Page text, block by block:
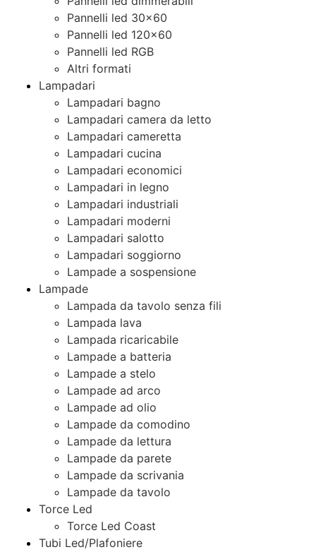
Pannelli led 30×60
Pannelli led 120×60
Pannelli led RGB
Altri formati
Lampadari
Lampadari bagno
Lampadari camera da letto
Lampadari cameretta
Lampadari cucina
Lampadari economici
Lampadari in legno
Lampadari industriali
Lampadari moderni
Lampadari salotto
Lampadari soggiorno
Lampade a sospensione
Lampade
Lampada da tavolo senza fili
Lampada lava
Lampada ricaricabile
Lampade a batteria
Lampade a stelo
Lampade ad arco
Lampade ad olio
Lampade da comodino
Lampade da lettura
Lampade da parete
Lampade da scrivania
Lampade da tavolo
Torce Led
Torce Led Coast
Tubi Led/Plafoniere